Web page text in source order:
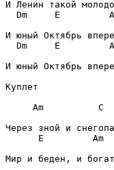
Dm
E
Dm
E
И юный Октябрь
Куплет
Am
C
E
Am